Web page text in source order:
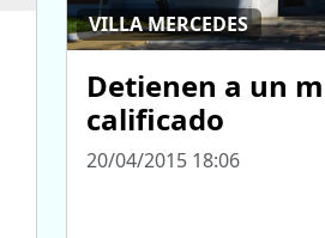
VILLA MERCEDES
Detienen a un
calificado
20/04/2015 18:06